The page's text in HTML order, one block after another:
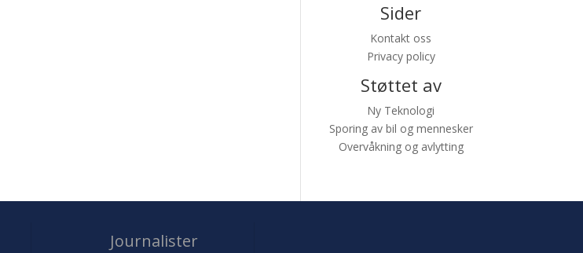
Sider
Kontakt oss
Privacy policy
Støttet av
Ny Teknologi
Sporing av bil og mennesker
Overvåkning og avlytting
Journalister